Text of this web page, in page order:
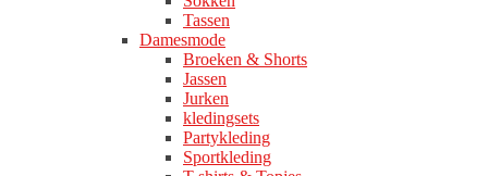
Tassen
Damesmode
Broeken & Shorts
Jassen
Jurken
kledingsets
Partykleding
Sportkleding